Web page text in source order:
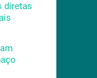
diretas